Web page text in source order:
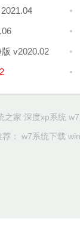
v2020.02
之家 深度xp系统
： w7系统下载